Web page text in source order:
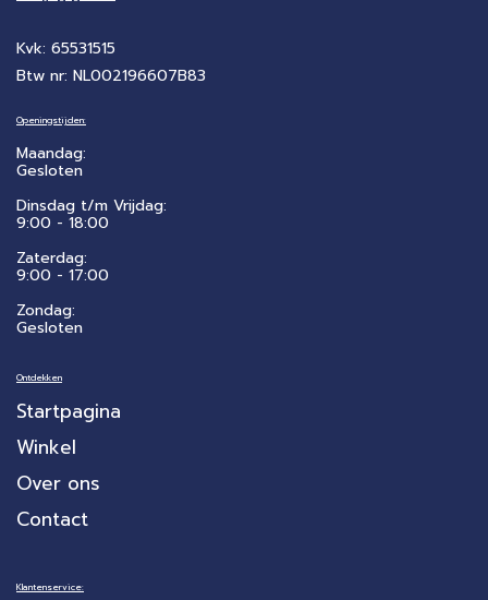
Kvk: 65531515
Btw nr: NL002196607B83
Openingstijden:
Maandag:
Gesloten
Dinsdag t/m Vrijdag:
9:00 - 18:00
Zaterdag:
​9:00 - 17:00
Zondag:
Gesloten
Ontdekken
Startpagina
Winkel
Over ons
Contact
Klantenservice: